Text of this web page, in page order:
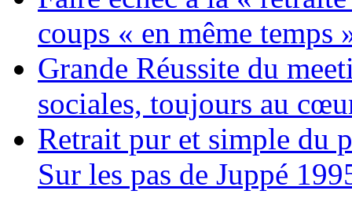
coups « en même temps
Grande Réussite du
sociales, toujours au
Retrait pur et simple du
Sur les pas de Juppé